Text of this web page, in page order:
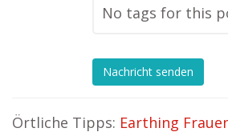
No tags for this
Nachricht senden
Örtliche Tipps: Earthing